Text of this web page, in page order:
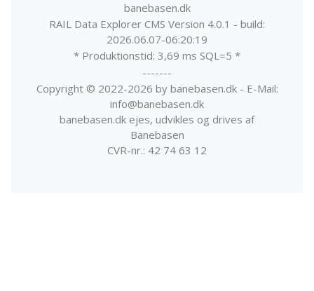
banebasen.dk
RAIL Data Explorer CMS Version 4.0.1 - build:
2026.06.07-06:20:19
* Produktionstid: 3,69 ms SQL=5 *
-------
Copyright © 2022-2026 by banebasen.dk - E-Mail:
info@banebasen.dk
banebasen.dk ejes, udvikles og drives af
Banebasen
CVR-nr.: 42 74 63 12